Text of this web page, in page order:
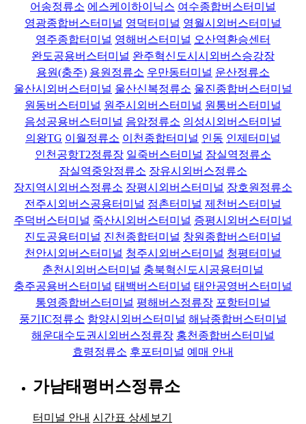
어송정류소 에스케이하이닉스 여수종합버스터미널
영광종합버스터미널 영덕터미널 영월시외버스터미널
영주종합터미널 영해버스터미널 오산역환승센터
완도공용버스터미널 완주혁신도시시외버스승강장
용원(충주) 용원정류소 우만동터미널 운산정류소
울산시외버스터미널 울산신복정류소 울진종합버스터미널
원동버스터미널 원주시외버스터미널 원통버스터미널
음성공용버스터미널 음암정류소 의성시외버스터미널
의왕TG 이월정류소 이천종합터미널 인동 인제터미널
인천공항T2정류장 일죽버스터미널 잠실역정류소
잠실역중앙정류소 장유시외버스정류소
장지역시외버스정류소 장평시외버스터미널 장호원정류소
전주시외버스공용터미널 점촌터미널 제천버스터미널
주덕버스터미널 죽산시외버스터미널 증평시외버스터미널
진도공용터미널 진천종합터미널 창원종합버스터미널
천안시외버스터미널 청주시외버스터미널 청평터미널
춘천시외버스터미널 충북혁신도시공용터미널
충주공용버스터미널 태백버스터미널 태안공영버스터미널
통영종합버스터미널 평해버스정류장 포항터미널
풍기IC정류소 함양시외버스터미널 해남종합버스터미널
해운대수도권시외버스정류장 홍천종합버스터미널
효령정류소 후포터미널 예매 안내
가남태평버스정류소
터미널 안내 시간표 상세보기